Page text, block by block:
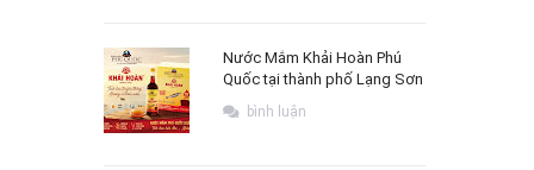
Nước Mắm Khải Hoàn Phú
Quốc tại thành phố Lạng Sơn
bình luận